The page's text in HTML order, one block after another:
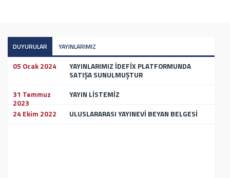
DUYURULAR YAYINLARIMIZ
05 Ocak 2024
YAYINLARIMIZ İDEFİX PLATFORMUNDA
SATIŞA SUNULMUŞTUR
31 Temmuz
2023
YAYIN LİSTEMİZ
24 Ekim 2022
ULUSLARARASI YAYINEVİ BEYAN BELGESİ